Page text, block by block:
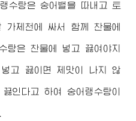
수탕은 숭어밸을 따내고 토
제천에 싸서 함께 찬물에
탕은 찬물에 넣고 끓여야지
고 끓이면 제맛이 나지 않
인다고 하여 숭어랭수탕이